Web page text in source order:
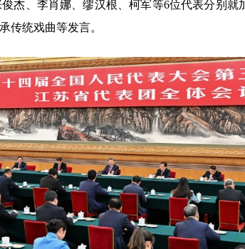
杰、李肖娜、缪汉根、柯军等6位代表分别
传统戏曲等发言。